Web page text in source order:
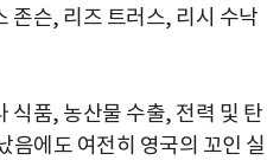
존슨, 리즈 트러스, 리시 수낙
식품, 농산물 수출, 전력 및 탄
음에도 여전히 영국의 꼬인 실